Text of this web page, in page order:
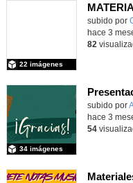
Contenido
subido por
22 imágenes
hace 3
82
Contenido
subido por
34 imágenes
hace 3
54